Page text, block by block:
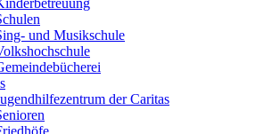
und Musikschule
der Caritas